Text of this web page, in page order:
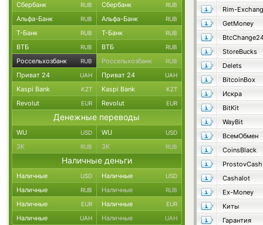
Rim-
GetMoney
StoreBucks
Delets
BitcoinBox
Искра
BitKit
WayBit
ВсемОбмен
CoinsBlack
ProstovCash
Cashalot
Ex-Money
Киты
Гарантия
Сбербанк RUB Сбербанк RUB
Альфа-Банк RUB Альфа-Банк RUB
Т-Банк RUB Т-Банк RUB
ВТБ RUB ВТБ RUB
Россельхозбанк RUB Россельхозбанк RUB
Приват 24 UAH Приват 24 UAH
Kaspi Bank KZT Kaspi Bank KZT
Revolut EUR Revolut EUR
Денежные переводы
WU USD WU USD
ЗК RUB ЗК RUB
Наличные деньги
Наличные USD Наличные USD
Наличные RUB Наличные RUB
Наличные EUR Наличные EUR
Наличные UAH Наличные UAH